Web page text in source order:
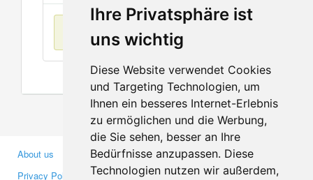
Ihre Privatsphäre ist
uns wichtig
Diese Website verwendet Cookies
und Targeting Technologien, um
Ihnen ein besseres Internet-Erlebnis
zu ermöglichen und die Werbung,
die Sie sehen, besser an Ihre
Bedürfnisse anzupassen. Diese
Technologien nutzen wir außerdem,
No items found
About us
Privacy Policy
Business Partners
Investors